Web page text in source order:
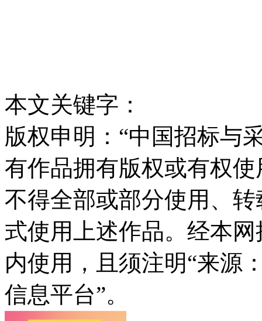
本文关键字：
版权申明：“中国招标与
有作品拥有版权或有权
不得全部或部分使用、
式使用上述作品。经本
内使用，且须注明“来源
信息平台”。